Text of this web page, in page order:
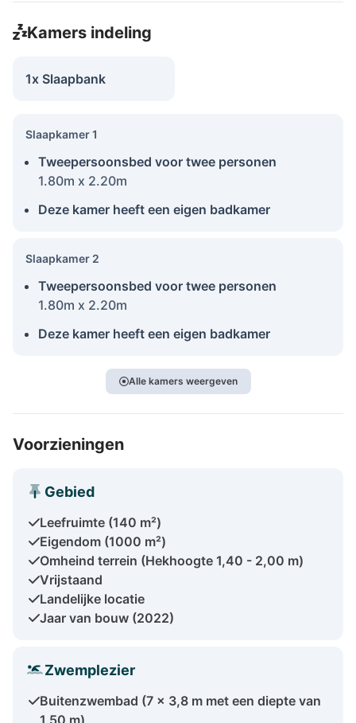
Kamers indeling
1x Slaapbank
Slaapkamer 1
Tweepersoonsbed voor twee personen
1.80m x 2.20m
Deze kamer heeft een eigen badkamer
Slaapkamer 2
Tweepersoonsbed voor twee personen
1.80m x 2.20m
Deze kamer heeft een eigen badkamer
Alle kamers weergeven
Voorzieningen
Gebied
Leefruimte (140 m²)
Eigendom (1000 m²)
Omheind terrein (Hekhoogte 1,40 - 2,00 m)
Vrijstaand
Landelijke locatie
Jaar van bouw (2022)
Zwemplezier
Buitenzwembad (7 x 3,8 m met een diepte van
1,50 m)